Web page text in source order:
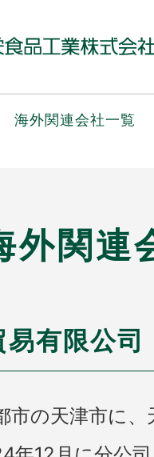
海外関連会社一覧
外関連
易有限公
市の天津市に